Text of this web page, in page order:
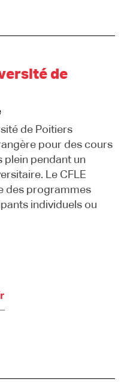
de
de Poitiers
pour des cours
plein pendant un
Le CFLE
des programmes
individuels ou